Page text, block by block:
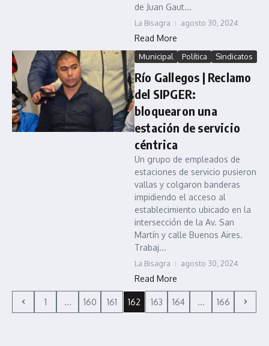
de Juan Gaut...
La Bisagra agosto 30, 2024
Read More
Municipal Política Sindicatos
Río Gallegos | Reclamo
del SIPGER:
bloquearon una
estación de servicio
céntrica
Un grupo de empleados de
estaciones de servicio pusieron
vallas y colgaron banderas
impidiendo el acceso al
establecimiento ubicado en la
intersección de la Av. San
Martín y calle Buenos Aires.
Trabaj...
La Bisagra agosto 30, 2024
Read More
1 ... 160 161 162 163 164 ... 166